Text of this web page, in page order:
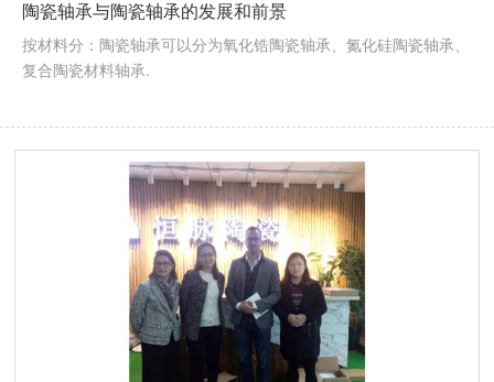
陶瓷轴承与陶瓷轴承的发展和前景
按材料分：陶瓷轴承可以分为氧化锆陶瓷轴承、氮化硅陶瓷轴承、
复合陶瓷材料轴承.